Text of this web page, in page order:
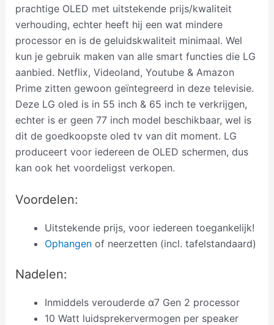
prachtige OLED met uitstekende prijs/kwaliteit
verhouding, echter heeft hij een wat mindere
processor en is de geluidskwaliteit minimaal. Wel
kun je gebruik maken van alle smart functies die LG
aanbied. Netflix, Videoland, Youtube & Amazon
Prime zitten gewoon geïntegreerd in deze televisie.
Deze LG oled is in 55 inch & 65 inch te verkrijgen,
echter is er geen 77 inch model beschikbaar, wel is
dit de goedkoopste oled tv van dit moment. LG
produceert voor iedereen de OLED schermen, dus
kan ook het voordeligst verkopen.
Voordelen:
Uitstekende prijs, voor iedereen toegankelijk!
Ophangenof neerzetten (incl. tafelstandaard)
Nadelen:
Inmiddels verouderde α7 Gen 2 processor
10 Watt luidsprekervermogen per speaker